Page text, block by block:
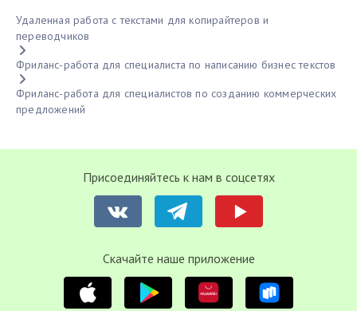
Удаленная работа с текстами для копирайтеров и
переводчиков
Фриланс-работа для специалиста по написанию бизнес текстов
Фриланс-работа для специалистов по созданию коммерческих
предложений
Присоединяйтесь к нам в соцсетях
Cкачайте наше приложение